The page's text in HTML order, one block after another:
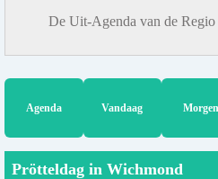
De Uit-Agenda van de
Agenda Vandaag Morgen
Prötteldag in Wichmond